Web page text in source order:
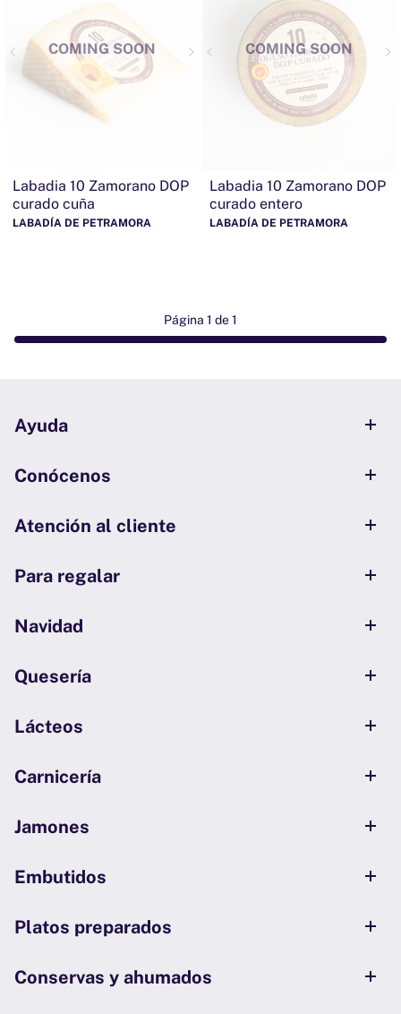
COMING SOON
Labadia 10 Zamorano DOP
curado cuña
LABADÍA DE PETRAMORA
COMING SOON
Labadia 10 Zamorano DOP
curado entero
LABADÍA DE PETRAMORA
Página 1 de 1
Ayuda
Conócenos
Atención al cliente
Para regalar
Navidad
Quesería
Lácteos
Carnicería
Jamones
Embutidos
Platos preparados
Conservas y ahumados